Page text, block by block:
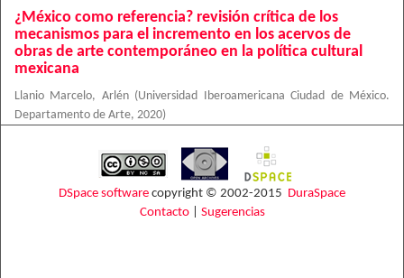
¿México como referencia? revisión crítica de los
mecanismos para el incremento en los acervos de
obras de arte contemporáneo en la política cultural
mexicana
Llanio Marcelo, Arlén (Universidad Iberoamericana Ciudad de México.
Departamento de Arte, 2020)
DSpace software copyright © 2002-2015 DuraSpace
Contacto| Sugerencias